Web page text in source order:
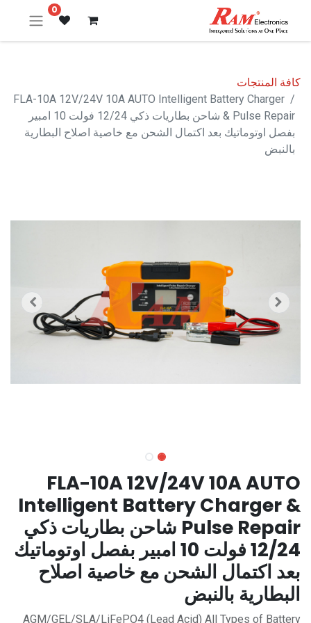
0
كافة المنتجات
FLA-10A 12V/24V 10A AUTO Intelligent Battery Charger
& Pulse Repair شاحن بطاريات ذكي 12/24 فولت 10 امبير
بفصل اوتوماتيك بعد اكتمال الشحن مع خاصية اصلاح البطارية
بالنبض
FLA-10A 12V/24V 10A AUTO
Intelligent Battery Charger &
Pulse Repair شاحن بطاريات ذكي
12/24 فولت 10 امبير بفصل اوتوماتيك
بعد اكتمال الشحن مع خاصية اصلاح
البطارية بالنبض
AGM/GEL/SLA/LiFePO4 (Lead Acid) All Types of Battery